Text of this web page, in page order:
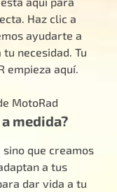
Haz clic a
ayudarte a
necesidad. Tu
empieza aquí.
MotoRad
medida?
que creamos
a tus
dar vida a tu